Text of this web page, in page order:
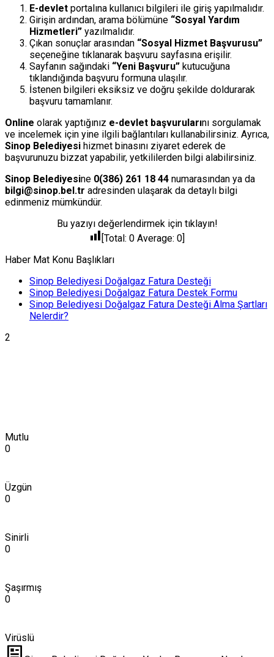
E-devlet portalına kullanıcı bilgileri ile giriş yapılmalıdır.
Girişin ardından, arama bölümüne “Sosyal Yardım
Hizmetleri” yazılmalıdır.
Çıkan sonuçlar arasından “Sosyal Hizmet Başvurusu”
seçeneğine tıklanarak başvuru sayfasına erişilir.
Sayfanın sağındaki “Yeni Başvuru” kutucuğuna
tıklandığında başvuru formuna ulaşılır.
İstenen bilgileri eksiksiz ve doğru şekilde doldurarak
başvuru tamamlanır.
Online olarak yaptığınız e-devlet başvurularını sorgulamak
ve incelemek için yine ilgili bağlantıları kullanabilirsiniz. Ayrıca,
Sinop Belediyesi hizmet binasını ziyaret ederek de
başvurunuzu bizzat yapabilir, yetkililerden bilgi alabilirsiniz.
Sinop Belediyesine 0(386) 261 18 44 numarasından ya da
bilgi@sinop.bel.tr adresinden ulaşarak da detaylı bilgi
edinmeniz mümkündür.
Bu yazıyı değerlendirmek için tıklayın!
[Total: 0 Average: 0]
Haber Mat Konu Başlıkları
Sinop Belediyesi Doğalgaz Fatura Desteği
Sinop Belediyesi Doğalgaz Fatura Destek Formu
Sinop Belediyesi Doğalgaz Fatura Desteği Alma Şartları
Nelerdir?
2
Mutlu
0
Üzgün
0
Sinirli
0
Şaşırmış
0
Virüslü